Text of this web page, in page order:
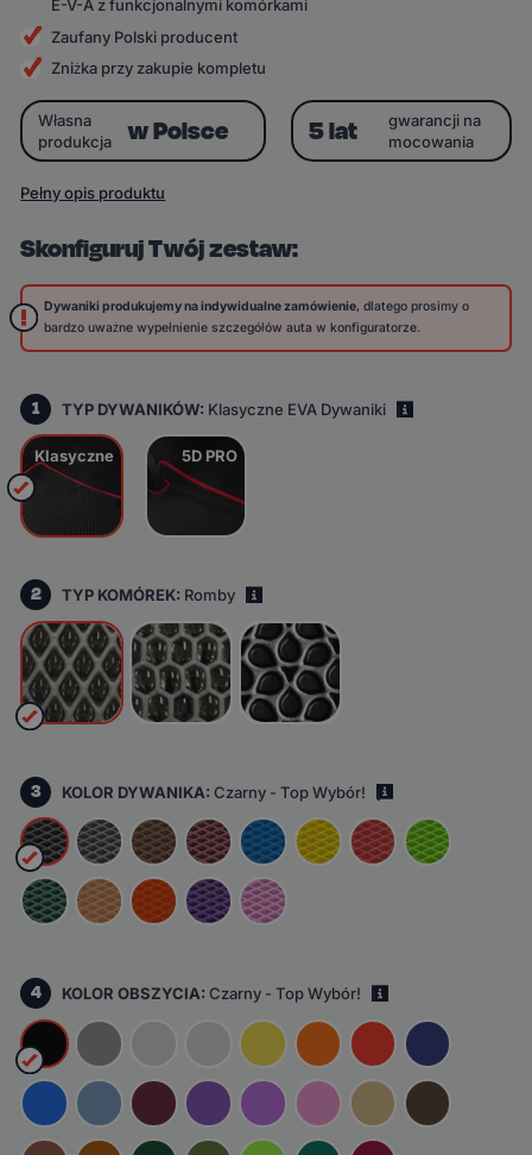
E-V-A z funkcjonalnymi komórkami
Zaufany Polski producent
Zniżka przy zakupie kompletu
Skonfiguruj Twój zestaw:
Dywaniki produkujemy na indywidualne zamówienie, dlatego prosimy o
bardzo uważne wypełnienie szczegółów auta w konfiguratorze.
1 TYP DYWANIKÓW: Klasyczne EVA Dywaniki
Klasyczne 5D PRO
2 TYP KOMÓREK: Romby
3 KOLOR DYWANIKA:Czarny - Top Wybór! i
4 KOLOR OBSZYCIA:Czarny - Top Wybór!
Własna
produkcja
w Polsce 5 lat
gwarancji na
mocowania
Pełny opis produktu